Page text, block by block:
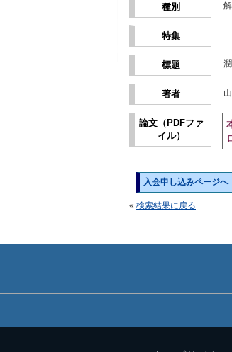
種別
特集
標題
著者
論文（PDFファ
イル）
入会申し込みページへ
« 検索結果に戻る